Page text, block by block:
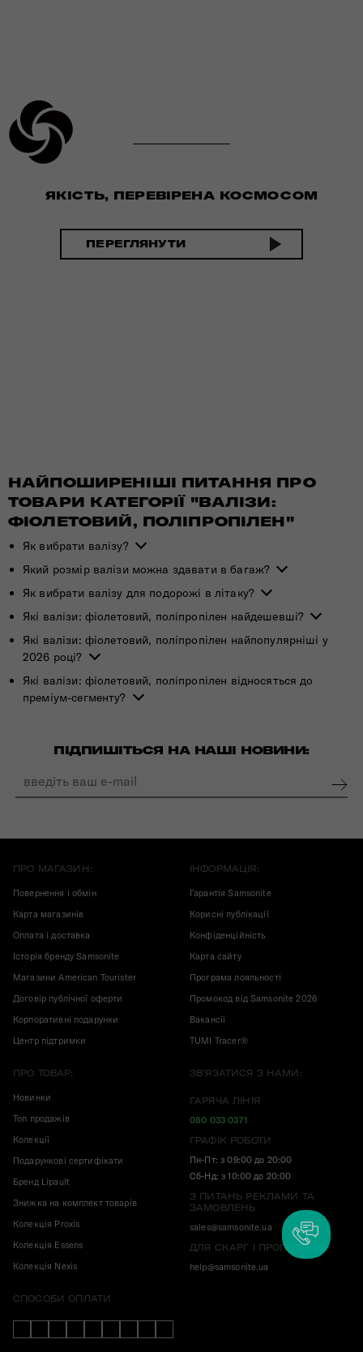
ЯКІСТЬ, ПЕРЕВІРЕНА КОСМОСОМ
ПЕРЕГЛЯНУТИ
НАЙПОШИРЕНІШІ ПИТАННЯ ПРО
ТОВАРИ КАТЕГОРІЇ "ВАЛІЗИ:
ФІОЛЕТОВИЙ, ПОЛІПРОПІЛЕН"
Як вибрати валізу?
Який розмір валізи можна здавати в багаж?
Як вибрати валізу для подорожі в літаку?
Які валізи: фіолетовий, поліпропілен найдешевші?
Які валізи: фіолетовий, поліпропілен найпопулярніші у
2026 році?
Які валізи: фіолетовий, поліпропілен відносяться до
преміум-сегменту?
ПІДПИШІТЬСЯ НА НАШІ НОВИНИ:
ПРО МАГАЗИН:
Повернення і обмін
Карта магазинів
Оплата і доставка
Історія бренду Samsonite
Магазини American Tourister
Договір публічної оферти
Корпоративні подарунки
Центр підтримки
ІНФОРМАЦІЯ:
Гарантія Samsonite
Корисні публікації
Конфіденційність
Карта сайту
Програма лояльності
Промокод від Samsonite 2026
Вакансії
TUMI Tracer®
ПРО ТОВАР:
Новинки
Топ продажів
Колекції
Подарункові сертифікати
Бренд Lipault
Знижка на комплект товарів
Колекція Proxis
Колекція Essens
Колекція Nexis
ЗВ'ЯЗАТИСЯ З НАМИ:
ГАРЯЧА ЛІНІЯ
080 033 0371
ГРАФІК РОБОТИ
Пн-Пт: з 09:00 до 20:00
Сб-Нд: з 10:00 до 20:00
З ПИТАНЬ РЕКЛАМИ ТА
ЗАМОВЛЕНЬ
sales@samsonite.ua
ДЛЯ СКАРГ І ПРОПОЗИЦІЙ
help@samsonite.ua
СПОСОБИ ОПЛАТИ